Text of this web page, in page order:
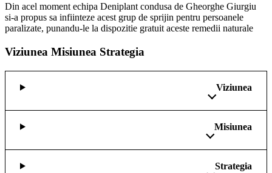
Din acel moment echipa Deniplant condusa de Gheorghe Giurgiu
si-a propus sa infiinteze acest grup de sprijin pentru persoanele
paralizate, punandu-le la dispozitie gratuit aceste remedii naturale
Viziunea Misiunea Strategia
Viziunea
Misiunea
Strategia